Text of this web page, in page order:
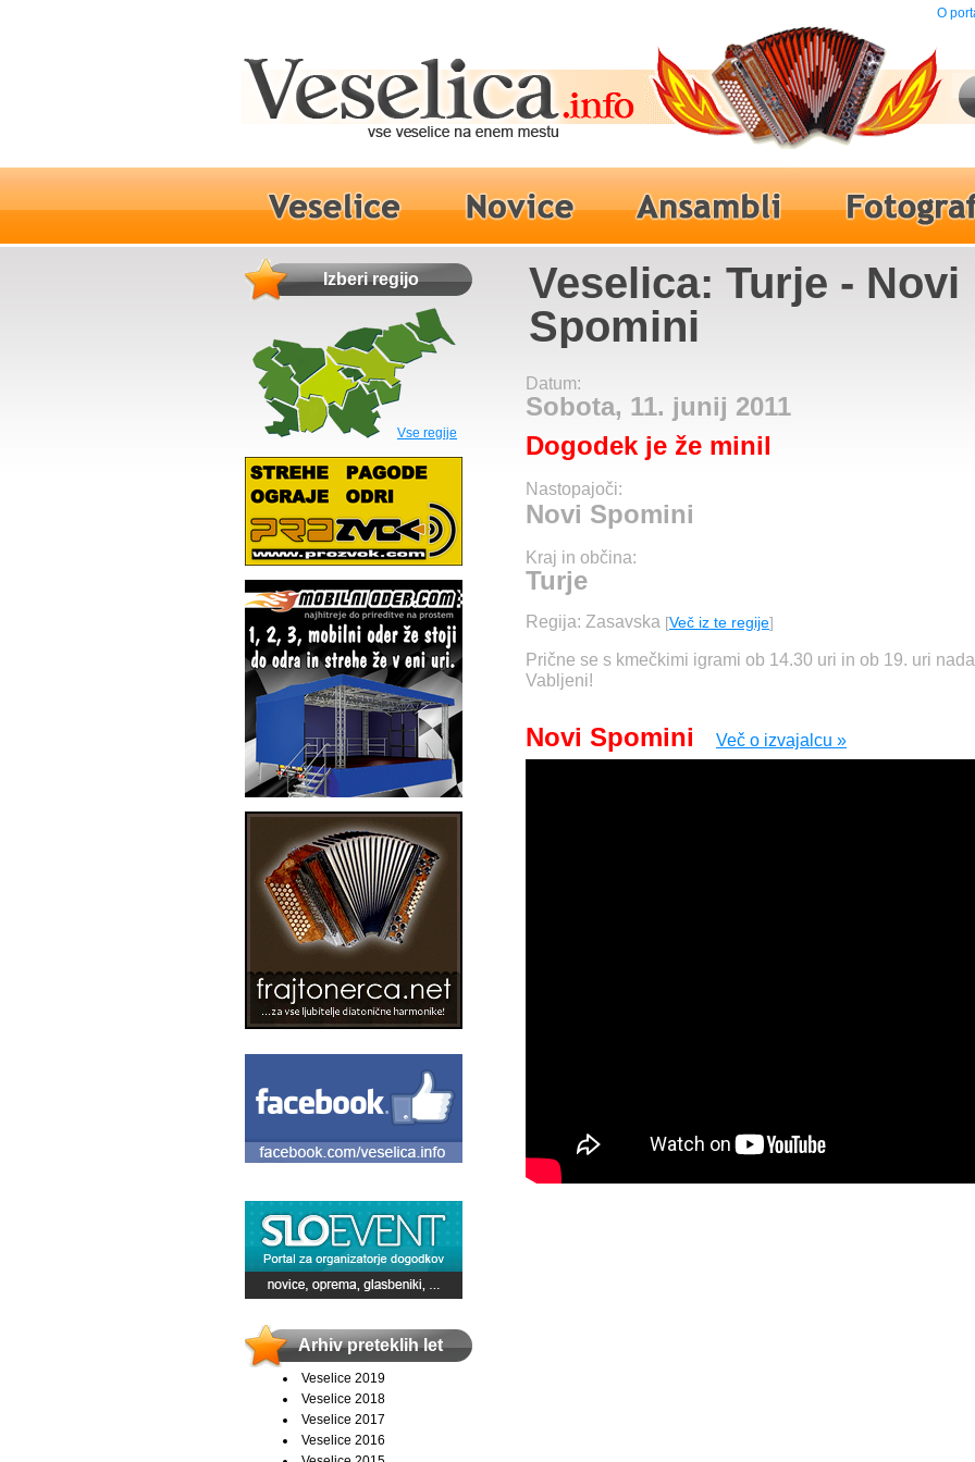
O
Izberi regijo
Vse regije
Arhiv preteklih let
Veselice 2019
Veselice 2018
Veselice 2017
Veselice 2016
Veselica: Turje - Novi
Spomini
Datum:
Sobota, 11. junij 2011
Dogodek je že minil
Nastopajoči:
Novi Spomini
Kraj in občina:
Turje
Regija: Zasavska [Več iz te regije]
Prične se s kmečkimi igrami ob 14.30 uri in ob 19. uri
Vabljeni!
Novi Spomini Več o izvajalcu »